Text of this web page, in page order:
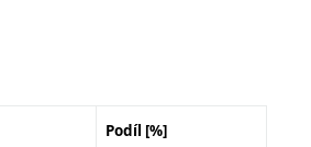
Podíl [%]